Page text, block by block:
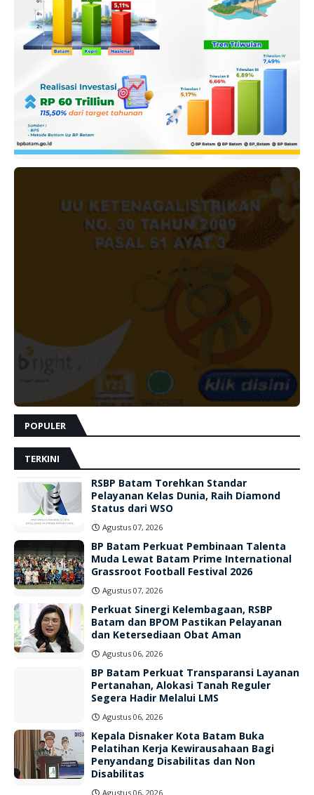
POPULER
TERKINI
RSBP Batam Torehkan Standar
Pelayanan Kelas Dunia, Raih Diamond
Status dari WSO
Agustus 07, 2026
BP Batam Perkuat Pembinaan Talenta
Muda Lewat Batam Prime International
Grassroot Football Festival 2026
Agustus 07, 2026
Perkuat Sinergi Kelembagaan, RSBP
Batam dan BPOM Pastikan Pelayanan
dan Ketersediaan Obat Aman
Agustus 06, 2026
BP Batam Perkuat Transparansi Layanan
Pertanahan, Alokasi Tanah Reguler
Segera Hadir Melalui LMS
Agustus 06, 2026
Kepala Disnaker Kota Batam Buka
Pelatihan Kerja Kewirausahaan Bagi
Penyandang Disabilitas dan Non
Disabilitas
Agustus 06, 2026